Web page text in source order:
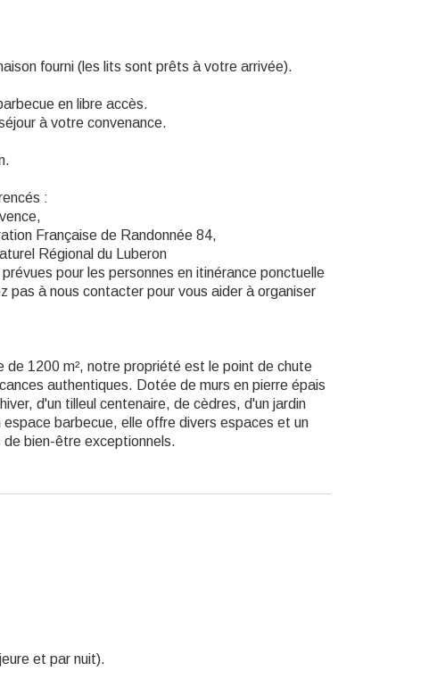
fourni (les lits sont prêts à votre arrivée).
en libre accès.
à votre convenance.
:
Française de Randonnée 84,
Régional du Luberon
pour les personnes en itinérance ponctuelle
pas à nous contacter pour vous aider à organiser
de 1200 m², notre propriété est le point de chute
authentiques. Dotée de murs en pierre épais
d'un tilleul centenaire, de cèdres, d'un jardin
barbecue, elle offre divers espaces et un
bien-être exceptionnels.
et par nuit).